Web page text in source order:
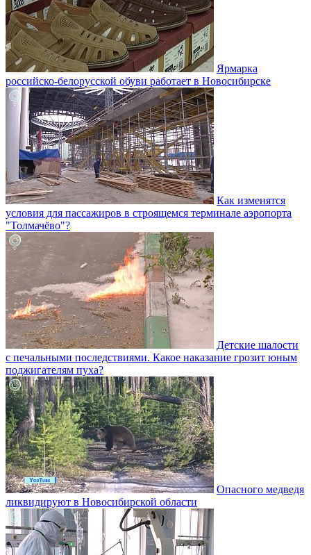
Ярмарка
российско-белорусской обуви работает в Новосибирске
Как изменятся
условия для пассажиров в строящемся терминале аэропорта
"Толмачёво"?
Детские шалости
с печальными последствиями. Какое наказание грозит юным
поджигателям пуха?
Опасного медведя
ликвидируют в Новосибирской области